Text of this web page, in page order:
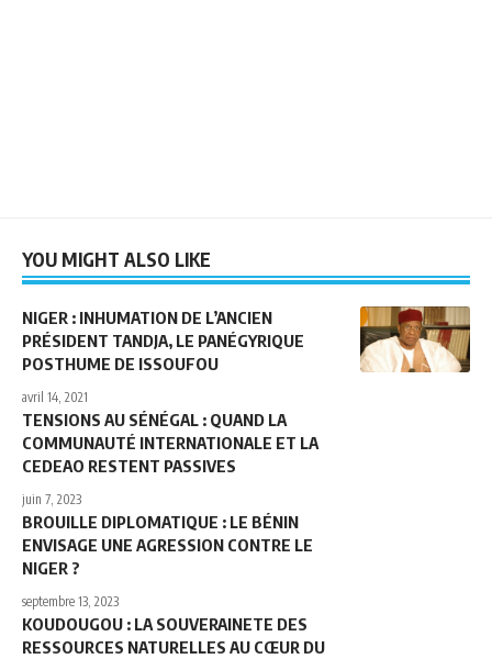
YOU MIGHT ALSO LIKE
NIGER : INHUMATION DE L’ANCIEN
PRÉSIDENT TANDJA, LE PANÉGYRIQUE
POSTHUME DE ISSOUFOU
avril 14, 2021
TENSIONS AU SÉNÉGAL : QUAND LA
COMMUNAUTÉ INTERNATIONALE ET LA
CEDEAO RESTENT PASSIVES
juin 7, 2023
BROUILLE DIPLOMATIQUE : LE BÉNIN
ENVISAGE UNE AGRESSION CONTRE LE
NIGER ?
septembre 13, 2023
KOUDOUGOU : LA SOUVERAINETE DES
RESSOURCES NATURELLES AU CŒUR DU